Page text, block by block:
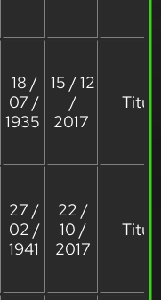
18 /
07 /
1935
15 / 12
/
2017
27 /
02 /
1941
22 /
10 /
2017